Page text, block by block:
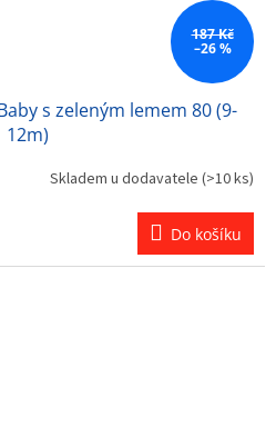
187 Kč
–26 %
s zeleným lemem 80 (9-
12m)
Skladem u dodavatele (>10 ks)
Do košíku